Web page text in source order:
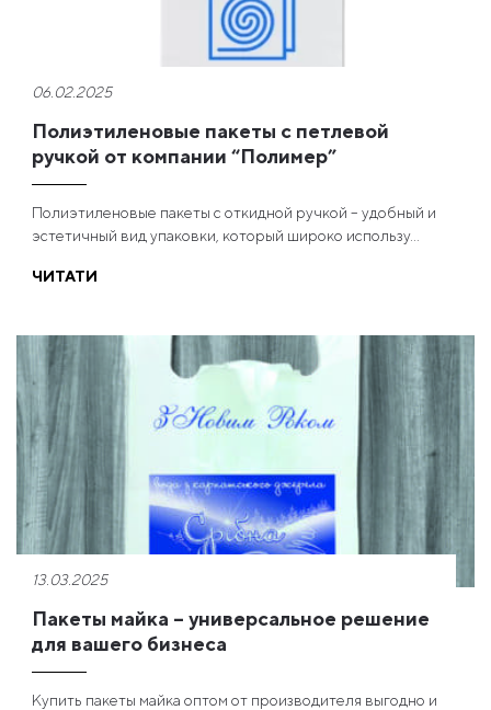
06.02.2025
Полиэтиленовые пакеты с петлевой
ручкой от компании “Полимер”
Полиэтиленовые пакеты с откидной ручкой – удобный и
эстетичный вид упаковки, который широко использу...
ЧИТАТИ
13.03.2025
Пакеты майка – универсальное решение
для вашего бизнеса
Купить пакеты майка оптом от производителя выгодно и